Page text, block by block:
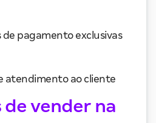
vender na
de pagamento exclusivas
atendimento ao cliente